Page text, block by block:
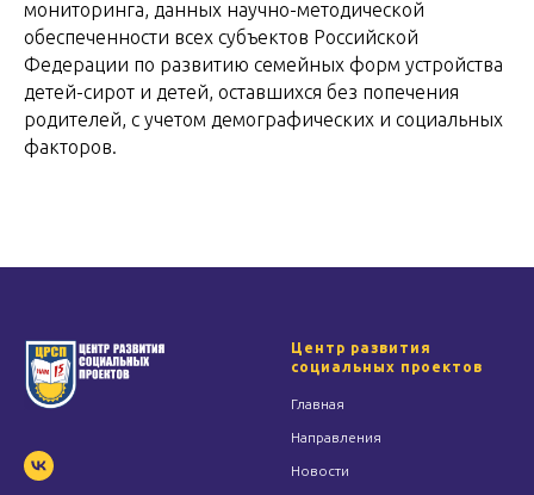
мониторинга, данных научно-методической
обеспеченности всех субъектов Российской
Федерации по развитию семейных форм устройства
детей-сирот и детей, оставшихся без попечения
родителей, с учетом демографических и социальных
факторов.
Центр развития
социальных проектов
Главная
Направления
Новости